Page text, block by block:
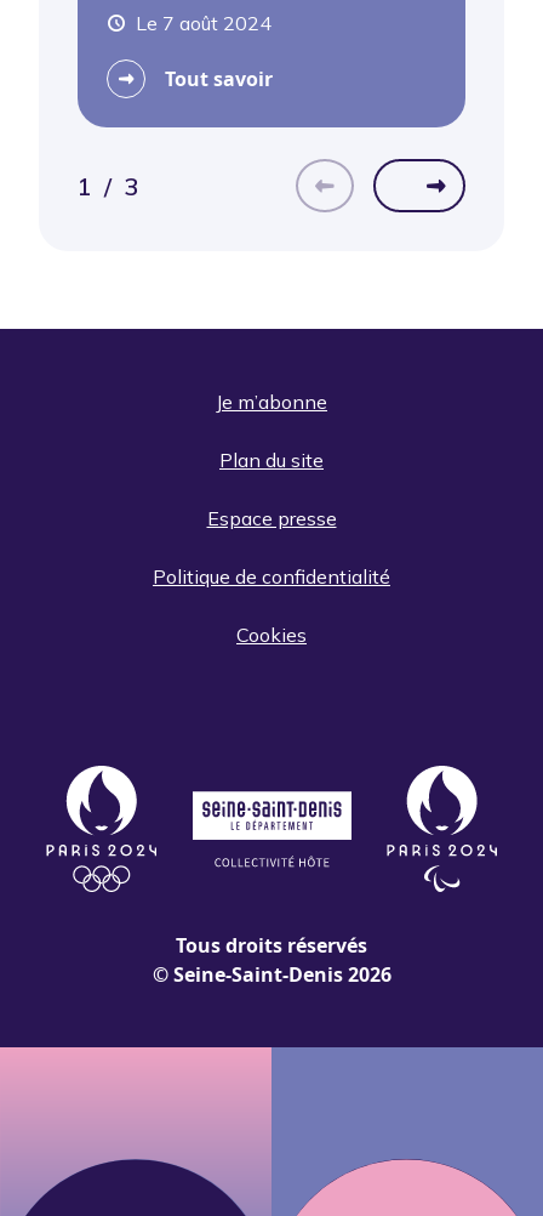
Le 7 août 2024
Tout savoir
1 / 3
Je m’abonne
Plan du site
Espace presse
Politique de confidentialité
Cookies
Tous droits réservés
© Seine-Saint-Denis 2026